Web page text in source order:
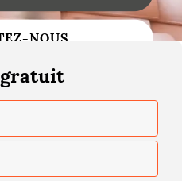
de toiture
de toiture
NOUS